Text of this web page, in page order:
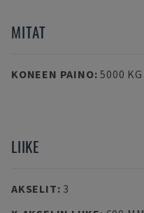
MITAT
KONEEN PAINO:5000 KG
LIIKE
AKSELIT: 3